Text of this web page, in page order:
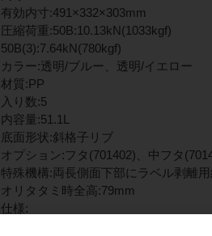
有効内寸:491×332×303mm
圧縮荷重:50B:10.13kN(1033kgf)
50B(3):7.64kN(780kgf)
カラー:透明/ブルー、透明/イエロー
材質:PP
入り数:5
内容量:51.1L
底面形状:斜格子リブ
オプション:フタ(701402)、中フタ
特殊機構:両長側面下部にラベル剥離
オリタタミ時全高:79mm
仕様: